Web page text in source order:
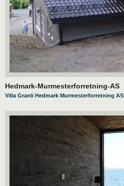
Hedmark-Murmesterforretning-AS
Villa Granli Hedmark Murmesterforretning AS